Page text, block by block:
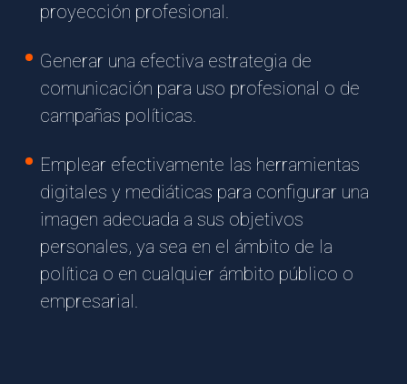
proyección profesional.
Generar una efectiva estrategia de
comunicación para uso profesional o de
campañas políticas.
Emplear efectivamente las herramientas
digitales y mediáticas para configurar una
imagen adecuada a sus objetivos
personales, ya sea en el ámbito de la
política o en cualquier ámbito público o
empresarial.